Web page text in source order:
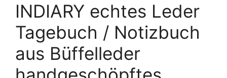
INDIARY echtes Leder
Tagebuch / Notizbuch
aus Büffelleder